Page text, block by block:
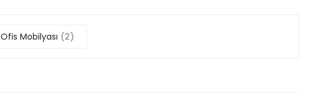
Ofis Mobilyası (2)